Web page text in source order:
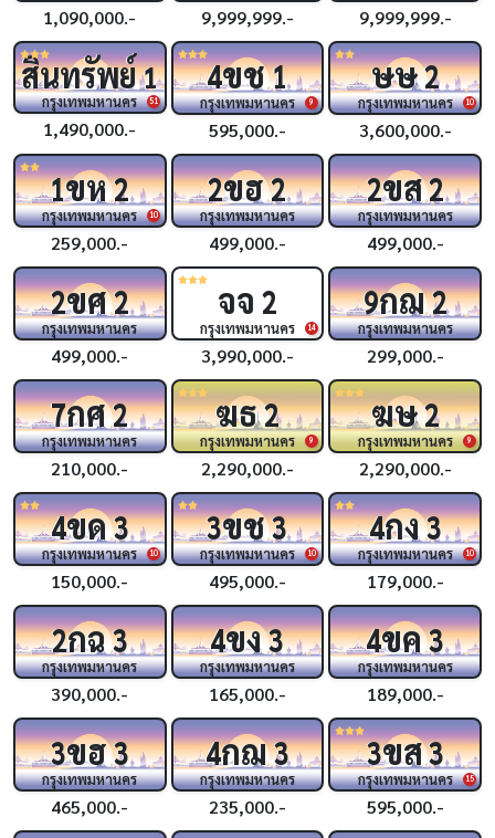
1,090,000.- 9,999,999.- 9,999,999.-
51
สินทรัพย์1
กรุงเทพมหานคร
1,490,000.-
9
4ขช1
กรุงเทพมหานคร
595,000.-
10
ษษ2
กรุงเทพมหานคร
3,600,000.-
10
1ขห2
กรุงเทพมหานคร
259,000.-
2ขฮ2
กรุงเทพมหานคร
499,000.-
2ขส2
กรุงเทพมหานคร
499,000.-
2ขศ2
กรุงเทพมหานคร
499,000.-
14
จจ 2
กรุงเทพมหานคร
3,990,000.-
9กฌ2
กรุงเทพมหานคร
299,000.-
7กศ2
กรุงเทพมหานคร
210,000.-
9
ฆธ2
กรุงเทพมหานคร
2,290,000.-
9
ฆษ2
กรุงเทพมหานคร
2,290,000.-
10
4ขด3
กรุงเทพมหานคร
150,000.-
10
3ขช3
กรุงเทพมหานคร
495,000.-
10
4กง3
กรุงเทพมหานคร
179,000.-
2กฉ3
กรุงเทพมหานคร
390,000.-
4ขง3
กรุงเทพมหานคร
165,000.-
4ขค3
กรุงเทพมหานคร
189,000.-
3ขฮ3
กรุงเทพมหานคร
465,000.-
4กฌ3
กรุงเทพมหานคร
235,000.-
15
3ขส3
กรุงเทพมหานคร
595,000.-